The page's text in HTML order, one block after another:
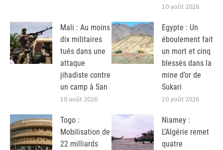
10 août 2026
Mali : Au moins
dix militaires
tués dans une
attaque
jihadiste contre
un camp à San
10 août 2026
Egypte : Un
éboulement fait
un mort et cinq
blessés dans la
mine d’or de
Sukari
10 août 2026
Togo :
Mobilisation de
22 milliards
Niamey :
L’Algérie remet
quatre